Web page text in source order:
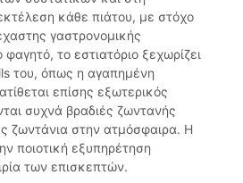
κάθε πιάτου, με στόχο
γαστρονομικής
το εστιατόριο ξεχωρίζει
του, όπως η αγαπημένη
επίσης εξωτερικός
συχνά βραδιές ζωντανής
ζωντάνια στην ατμόσφαιρα. Η
ποιοτική εξυπηρέτηση
των επισκεπτών.